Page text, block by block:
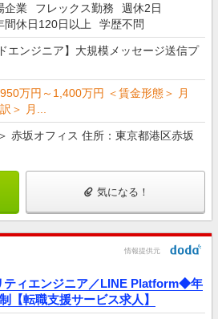
企業 フレックス勤務
週休2日
間休日120日以上 学歴不問
エンジニア】大規模メッセージ送信プ
万円～1,400万円 ＜賃金形態＞ 月
＞ 月...
赤坂オフィス 住所：東京都港区赤坂
気になる！
情報提供元
ティエンジニア／LINE Platform◆年
【転職支援サービス求人】